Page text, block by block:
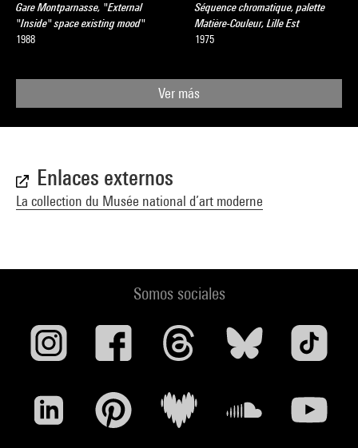
Gare Montparnasse, "External
"Inside" space existing mood"
1988
Séquence chromatique, palette
Matière-Couleur, Lille Est
1975
Ver más
Enlaces externos
La collection du Musée national d’art moderne
Somos sociales